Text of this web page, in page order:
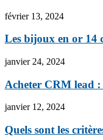
février 13, 2024
Les bijoux en or 14
janvier 24, 2024
Acheter CRM lead :
janvier 12, 2024
Quels sont les